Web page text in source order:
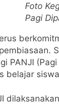
Foto
Pagi
PANJI
belajar